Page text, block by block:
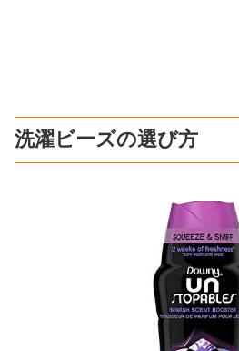
洗濯ビーズの選び方